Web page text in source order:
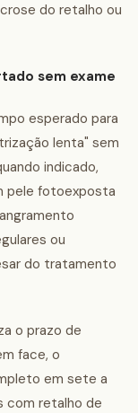
do retalho ou
sem exame
esperado para
lenta" sem
indicado,
pele fotoexposta
ou
do tratamento
o prazo de
face, o
em sete a
com retalho de